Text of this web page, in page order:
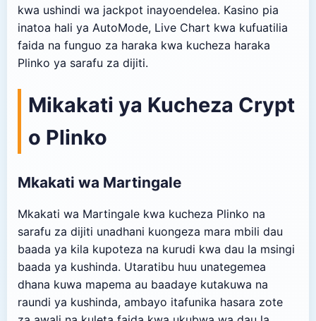
kwa ushindi wa jackpot inayoendelea. Kasino pia
inatoa hali ya AutoMode, Live Chart kwa kufuatilia
faida na funguo za haraka kwa kucheza haraka
Plinko ya sarafu za dijiti.
Mikakati ya Kucheza Crypt
o Plinko
Mkakati wa Martingale
Mkakati wa Martingale kwa kucheza Plinko na
sarafu za dijiti unadhani kuongeza mara mbili dau
baada ya kila kupoteza na kurudi kwa dau la msingi
baada ya kushinda. Utaratibu huu unategemea
dhana kuwa mapema au baadaye kutakuwa na
raundi ya kushinda, ambayo itafunika hasara zote